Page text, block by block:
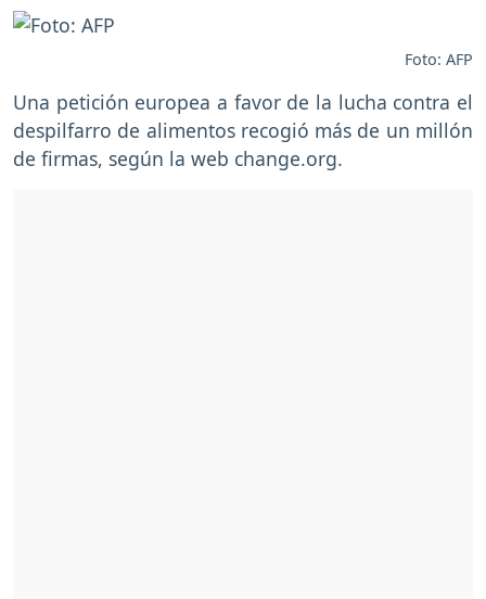
Foto: AFP
Una petición europea a favor de la lucha contra el
despilfarro de alimentos recogió más de un millón
de firmas, según la web change.org.